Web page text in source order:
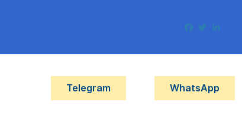
Telegram WhatsApp